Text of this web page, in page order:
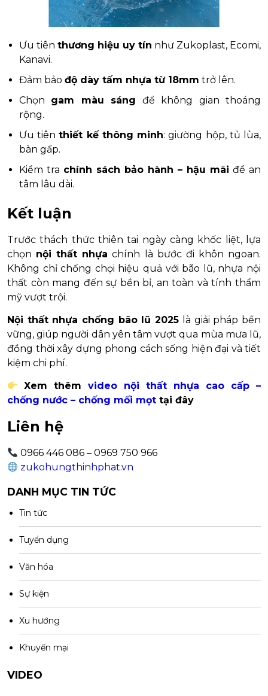
Ưu tiên thương hiệu uy tín như Zukoplast, Ecomi,
Kanavi.
Đảm bảo độ dày tấm nhựa từ 18mm trở lên.
Chọn gam màu sáng để không gian thoáng
rộng.
Ưu tiênthiết kế thông minh: giường hộp, tủ lùa,
bàn gấp.
Kiểm tra chính sách bảo hành – hậu mãi để an
tâm lâu dài.
Kết luận
Trước thách thức thiên tai ngày càng khốc liệt, lựa
chọn nội thất nhựa chính là bước đi khôn ngoan.
Không chỉ chống chọi hiệu quả với bão lũ, nhựa nội
thất còn mang đến sự bền bỉ, an toàn và tính thẩm
mỹ vượt trội.
Nội thất nhựa chống bão lũ 2025 là giải pháp bền
vững, giúp người dân yên tâm vượt qua mùa mưa lũ,
đồng thời xây dựng phong cách sống hiện đại và tiết
kiệm chi phí.
Xem thêmvideo nội thất nhựa cao cấp –
chống nước – chống mối mọt tại đây
Liên hệ
0966 446 086 – 0969 750 966
zukohungthinhphat.vn
DANH MỤC TIN TỨC
Tin tức
Tuyển dụng
Văn hóa
Sự kiện
Xu hướng
Khuyến mại
VIDEO